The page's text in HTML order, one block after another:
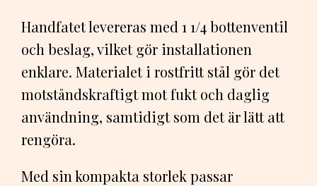
Handfatet levereras med 1 1/4 bottenventil
och beslag, vilket gör installationen
enklare. Materialet i rostfritt stål gör det
motståndskraftigt mot fukt och daglig
användning, samtidigt som det är lätt att
rengöra.
Med sin kompakta storlek passar